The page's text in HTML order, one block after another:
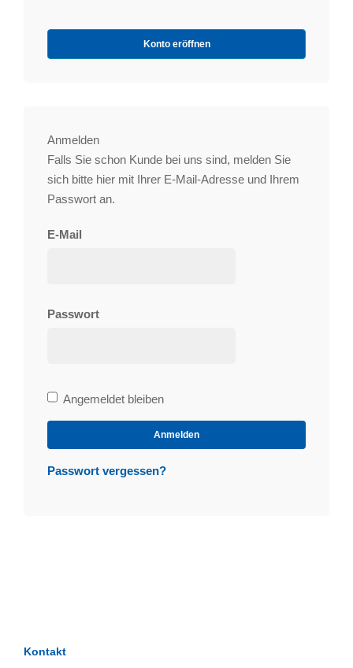
Konto eröffnen
Anmelden
Falls Sie schon Kunde bei uns sind, melden Sie
sich bitte hier mit Ihrer E-Mail-Adresse und Ihrem
Passwort an.
E-Mail
Passwort
Bleibe
angemeldet
Angemeldet bleiben
Anmelden
Passwort vergessen?
Kontakt